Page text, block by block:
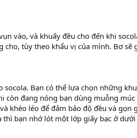
vào, và khuấy đều cho đến khi
cho, tùy theo khẩu vị của mình. Bơ sẽ
socola. Bạn có thể lựa chọn những
còn đang nóng bạn dùng muỗng
khéo léo để đảm bảo độ đều và
thì bạn nhớ lót một lớp giấy bạc ở